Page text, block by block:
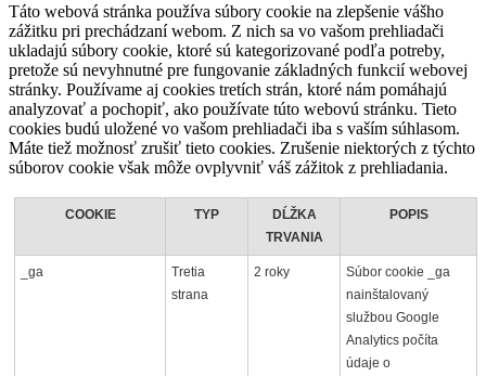
Táto webová stránka používa súbory cookie na zlepšenie vášho
zážitku pri prechádzaní webom. Z nich sa vo vašom prehliadači
ukladajú súbory cookie, ktoré sú kategorizované podľa potreby,
pretože sú nevyhnutné pre fungovanie základných funkcií webovej
stránky. Používame aj cookies tretích strán, ktoré nám pomáhajú
analyzovať a pochopiť, ako používate túto webovú stránku. Tieto
cookies budú uložené vo vašom prehliadači iba s vaším súhlasom.
Máte tiež možnosť zrušiť tieto cookies. Zrušenie niektorých z týchto
súborov cookie však môže ovplyvniť váš zážitok z prehliadania.
COOKIE TYP
DĹŽKA
TRVANIA
POPIS
_ga
Tretia
strana
2 roky
Súbor cookie _ga
nainštalovaný
službou Google
Analytics počíta
údaje o